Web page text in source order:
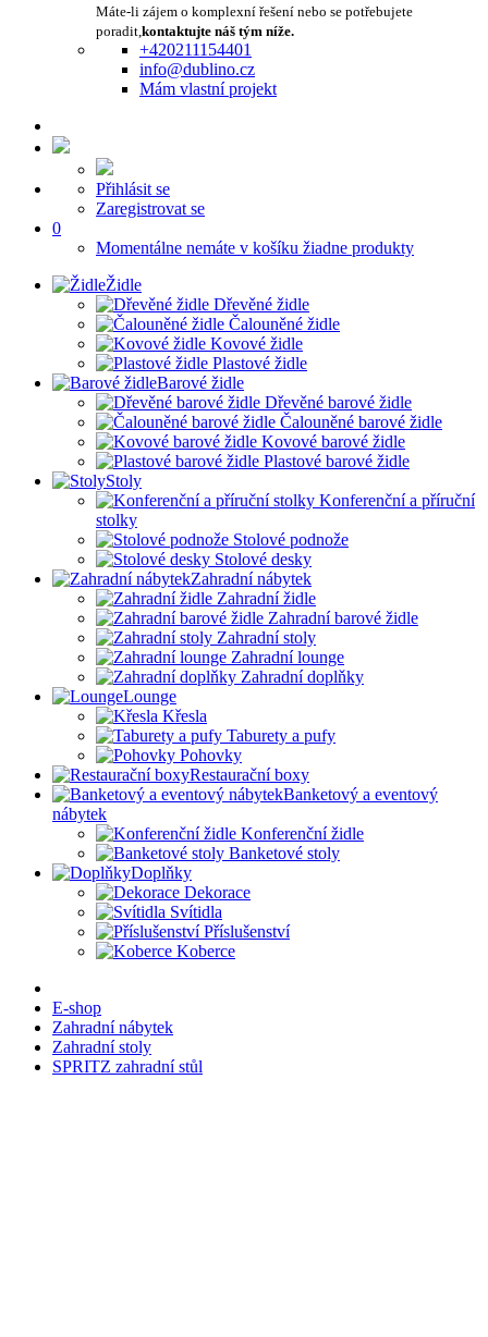
Máte-li zájem o komplexní řešení nebo se potřebujete
poradit,kontaktujte náš tým níže.
+420211154401
info@dublino.cz
Mám vlastní projekt
Přihlásit se
Zaregistrovat se
0
Momentálne nemáte v košíku žiadne produkty
Židle
Dřevěné židle
Čalouněné židle
Kovové židle
Plastové židle
Barové židle
Dřevěné barové židle
Čalouněné barové židle
Kovové barové židle
Plastové barové židle
Stoly
Konferenční a příruční
stolky
Stolové podnože
Stolové desky
Zahradní nábytek
Zahradní židle
Zahradní barové židle
Zahradní stoly
Zahradní lounge
Zahradní doplňky
Lounge
Křesla
Taburety a pufy
Pohovky
Restaurační boxy
Banketový a eventový
nábytek
Konferenční židle
Banketové stoly
Doplňky
Dekorace
Svítidla
Příslušenství
Koberce
E-shop
Zahradní nábytek
Zahradní stoly
SPRITZ zahradní stůl